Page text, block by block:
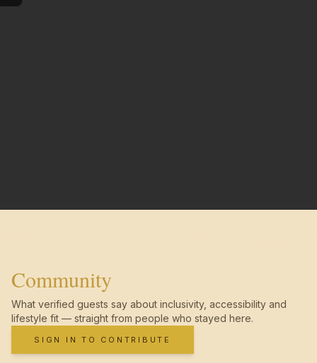
Community
What verified guests say about inclusivity, accessibility and
lifestyle fit — straight from people who stayed here.
SIGN IN TO CONTRIBUTE